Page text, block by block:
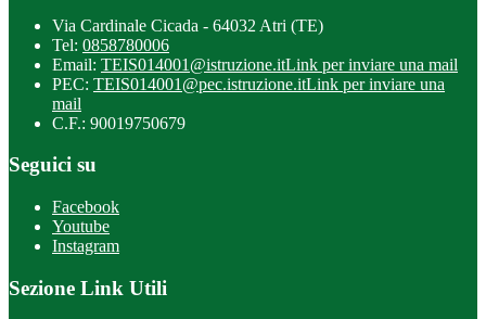
Via Cardinale Cicada - 64032 Atri (TE)
Tel: 0858780006
Email: TEIS014001@istruzione.itLink per inviare una mail
PEC: TEIS014001@pec.istruzione.itLink per inviare una
mail
C.F.: 90019750679
Seguici su
Facebook
Youtube
Instagram
Sezione Link Utili